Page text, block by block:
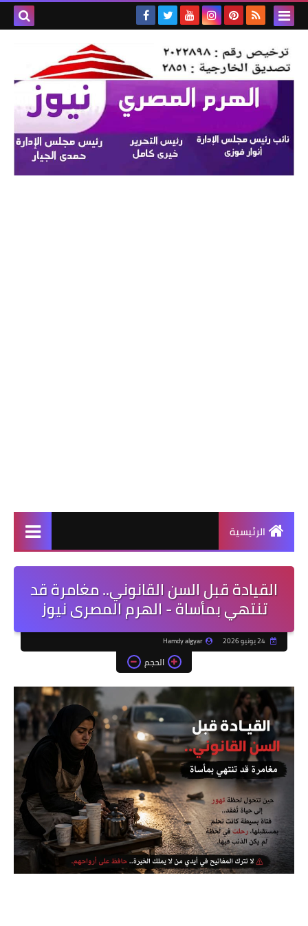
الرئيسية
القيادة قبل السن القانوني.. مغامرة قد
تنتهي بمأساة - الهرم المصرى نيوز
24 يونيو 2026 Hamdy algyar
الحجم